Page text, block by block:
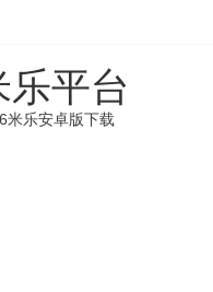
平台
米乐安卓版下载